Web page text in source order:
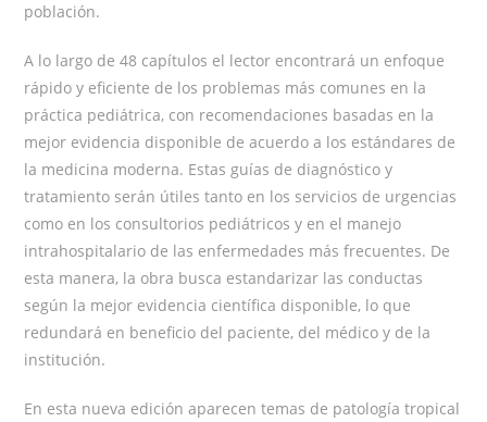
población.
A lo largo de 48 capítulos el lector encontrará un enfoque
rápido y eficiente de los problemas más comunes en la
práctica pediátrica, con recomendaciones basadas en la
mejor evidencia disponible de acuerdo a los estándares de
la medicina moderna. Estas guías de diagnóstico y
tratamiento serán útiles tanto en los servicios de urgencias
como en los consultorios pediátricos y en el manejo
intrahospitalario de las enfermedades más frecuentes. De
esta manera, la obra busca estandarizar las conductas
según la mejor evidencia científica disponible, lo que
redundará en beneficio del paciente, del médico y de la
institución.
En esta nueva edición aparecen temas de patología tropical